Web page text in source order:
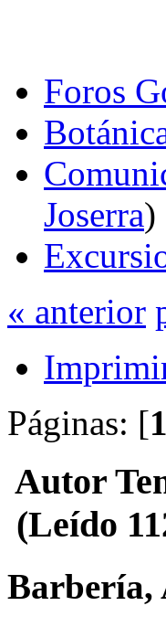
Foros
Joserra)
« anterior
Páginas: [1
Autor
(Leído
Barbería,